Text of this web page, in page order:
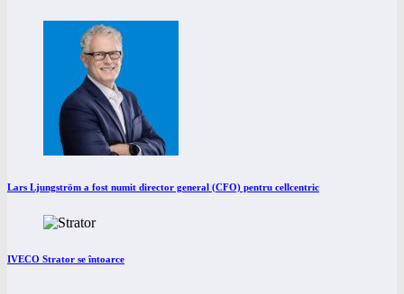
Lars Ljungström a fost numit director general (CFO) pentru cellcentric
IVECO Strator se întoarce